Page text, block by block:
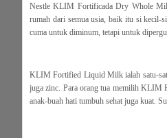
Nestle KLIM Fortificada Dry Whole
rumah dari semua usia, baik itu si kecil-
cuma untuk diminum, tetapi untuk
KLIM Fortified Liquid Milk ialah satu-
juga zinc. Para orang tua memilih KLIM
anak-buah hati tumbuh sehat juga kuat.